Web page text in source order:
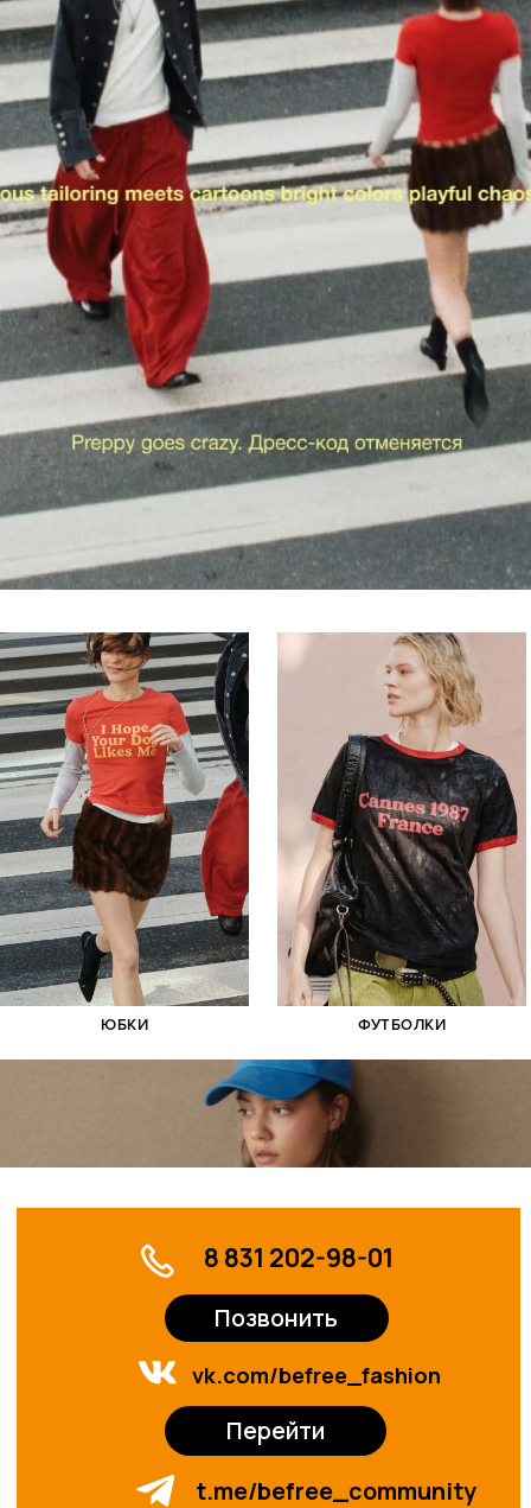
8 831 202-98-01
vk.com/befree_fashion
t.me/befree_community
График работы:
Позвонить
Перейти
Перейти
ПН – ВС с 10:00 до 22:00
Аренда
площадей
Оставить заявку
Рекламные
возможности
© 2024-2025. ТРЦ «ЖАР-
Договор оферты
Политика конфиденциальности
Сайт разработан в M2B